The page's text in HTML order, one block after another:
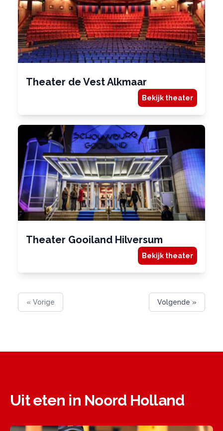
Theater de Vest Alkmaar
Bekijk theater
Theater Gooiland Hilversum
Bekijk theater
« Vorige Volgende »
Uit eten in Noord Holland